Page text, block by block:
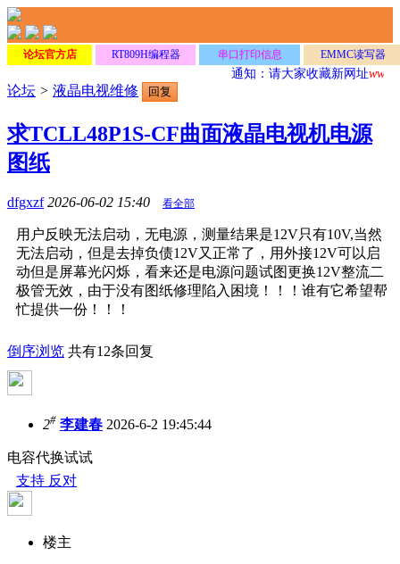
论坛官方店 RT809H编程器 串口打印信息 EMMC读写器
通知：请大家收藏新网址
论坛 > 液晶电视维修 回复
求TCLL48P1S-CF曲面液晶电视机电源
图纸
dfgxzf 2026-06-02 15:40 看全部
用户反映无法启动，无电源，测量结果是12V只有10V,当然
无法启动，但是去掉负债12V又正常了，用外接12V可以启
动但是屏幕光闪烁，看来还是电源问题试图更换12V整流二
极管无效，由于没有图纸修理陷入困境！！！谁有它希望帮
忙提供一份！！！
倒序浏览 共有12条回复
2# 李建春 2026-6-2 19:45:44
电容代换试试
支持 反对
楼主